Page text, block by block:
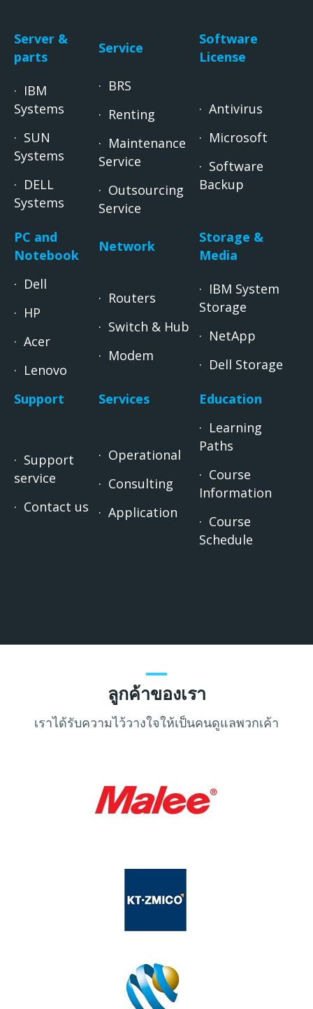
Server &
parts
Service
Software
License
· IBM
Systems
· SUN
Systems
· DELL
Systems
· BRS
· Renting
· Maintenance
Service
· Outsourcing
Service
· Antivirus
· Microsoft
· Software
Backup
PC and
Notebook
Network
Storage &
Media
· Dell
· HP
· Acer
· Lenovo
· Routers
· Switch & Hub
· Modem
· IBM System
Storage
· NetApp
· Dell Storage
Support Services Education
· Support
service
· Contact us
· Operational
· Consulting
· Application
· Learning
Paths
· Course
Information
· Course
Schedule
ลูกค้าของเรา
เราได้รับความไว้วางใจให้เป็นคนดูแลพวกเค้า